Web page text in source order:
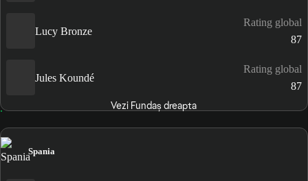
Lucy Bronze
Rating global
87
Jules Koundé
Rating global
87
Vezi Fundaș dreapta
Spania